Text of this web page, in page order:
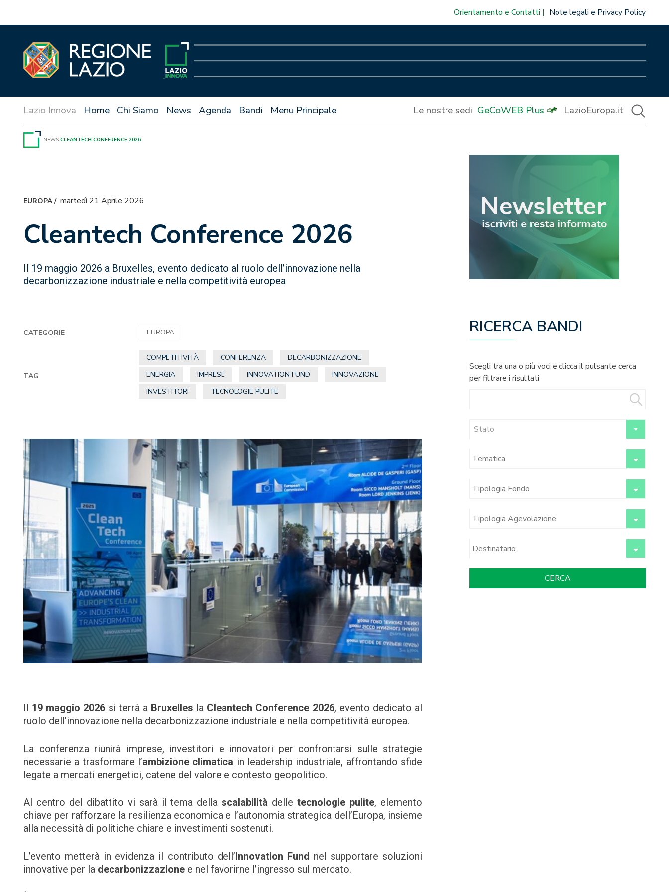
Orientamento e Contatti Note legali e Privacy Policy
Home Chi Siamo News Agenda Bandi Menu Principale Le nostre sedi GeCoWEB Plus LazioEuropa.it
NEWS CLEANTECH CONFERENCE 2026
EUROPA/ martedì 21 Aprile 2026
Cleantech Conference 2026
Il 19 maggio 2026 a Bruxelles, evento dedicato al ruolo dell’innovazione nella
decarbonizzazione industriale e nella competitività europea
CATEGORIE EUROPA
TAG
COMPETITIVITÀ CONFERENZA
DECARBONIZZAZIONE
ENERGIA
IMPRESE INNOVATION FUND
INNOVAZIONE
INVESTITORI
TECNOLOGIE PULITE
Il 19 maggio 2026 si terrà a Bruxelles la Cleantech Conference 2026, evento dedicato al
ruolo dell’innovazione nella decarbonizzazione industriale e nella competitività europea.
La conferenza riunirà imprese, investitori e innovatori per confrontarsi sulle strategie
necessarie a trasformare l’ambizione climatica in leadership industriale, affrontando sfide
legate a mercati energetici, catene del valore e contesto geopolitico.
Al centro del dibattito vi sarà il tema dellascalabilità delletecnologie pulite, elemento
chiave per rafforzare la resilienza economica e l’autonomia strategica dell’Europa, insieme
alla necessità di politiche chiare e investimenti sostenuti.
L’evento metterà in evidenza il contributo dell’Innovation Fund nel supportare soluzioni
innovative per la decarbonizzazione e nel favorirne l’ingresso sul mercato.
RICERCA BANDI
Scegli tra una o più voci e clicca il pulsante cerca
per filtrare i risultati
Stato